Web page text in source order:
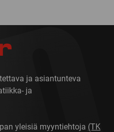
ja asiantunteva
ja
yleisiä myyntiehtoja (TK